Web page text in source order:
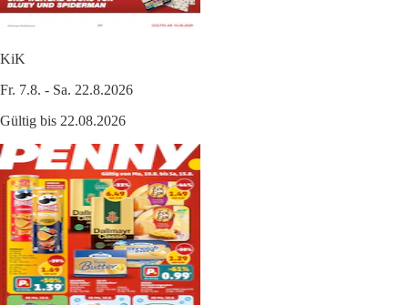
KiK
Fr. 7.8. - Sa. 22.8.2026
Gültig bis 22.08.2026